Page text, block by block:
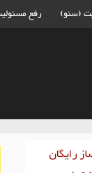
(سئو) رفع